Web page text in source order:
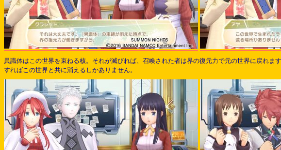
異識体はこの世界を束ねる核。それが滅びれば、召喚された者は界の復元力で元の世界に戻れ
すればこの世界と共に消えるしかありません。